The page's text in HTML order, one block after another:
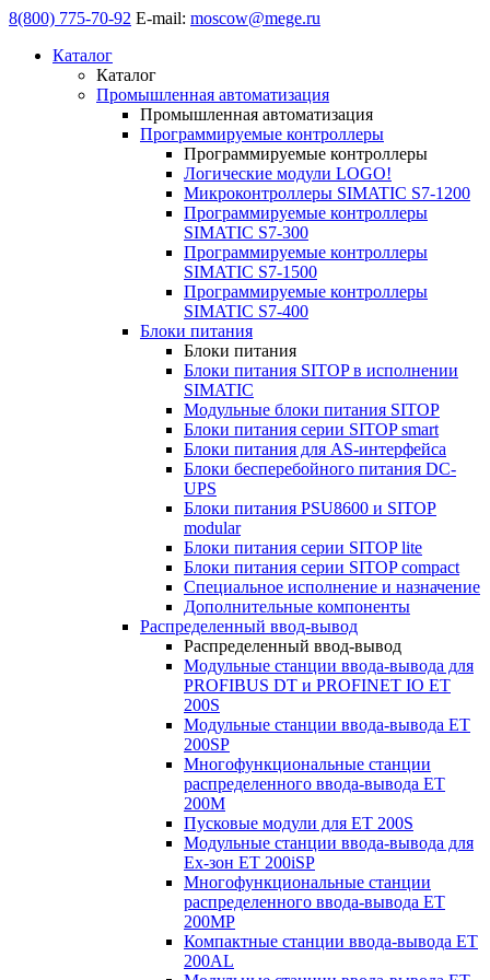
8(800) 775-70-92 E-mail: moscow@mege.ru
Каталог
Каталог
Промышленная автоматизация
Промышленная автоматизация
Программируемые контроллеры
Программируемые контроллеры
Логические модули LOGO!
Микроконтроллеры SIMATIC S7-1200
Программируемые контроллеры
SIMATIC S7-300
Программируемые контроллеры
SIMATIC S7-1500
Программируемые контроллеры
SIMATIC S7-400
Блоки питания
Блоки питания
Блоки питания SITOP в исполнении
SIMATIC
Модульные блоки питания SITOP
Блоки питания серии SITOP smart
Блоки питания для AS-интерфейса
Блоки бесперебойного питания DC-
UPS
Блоки питания PSU8600 и SITOP
modular
Блоки питания серии SITOP lite
Блоки питания серии SITOP compact
Специальное исполнение и назначение
Дополнительные компоненты
Распределенный ввод-вывод
Распределенный ввод-вывод
Модульные станции ввода-вывода для
PROFIBUS DT и PROFINET IO ET
200S
Модульные станции ввода-вывода ET
200SP
Многофункциональные станции
распределенного ввода-вывода ET
200M
Пусковые модули для ET 200S
Модульные станции ввода-вывода для
Ex-зон ET 200iSP
Многофункциональные станции
распределенного ввода-вывода ET
200MP
Компактные станции ввода-вывода ET
200AL